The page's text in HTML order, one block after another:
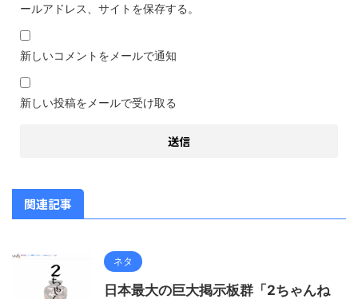
ールアドレス、サイトを保存する。
新しいコメントをメールで通知
新しい投稿をメールで受け取る
関連記事
ネタ
日本最大の巨大掲示板群「2ちゃんね